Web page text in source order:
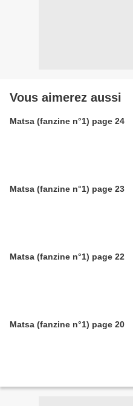
Vous aimerez aussi
Matsa (fanzine n°1) page 24
Matsa (fanzine n°1) page 23
Matsa (fanzine n°1) page 22
Matsa (fanzine n°1) page 20